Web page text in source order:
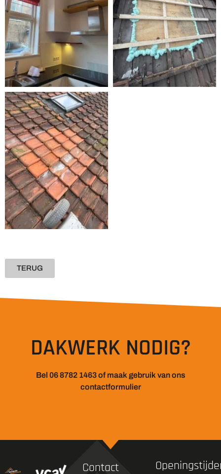
TERUG
DAKWERK NODIG?
Bel 06 8782 1463 of maak gebruik van ons
contactformulier
Contact